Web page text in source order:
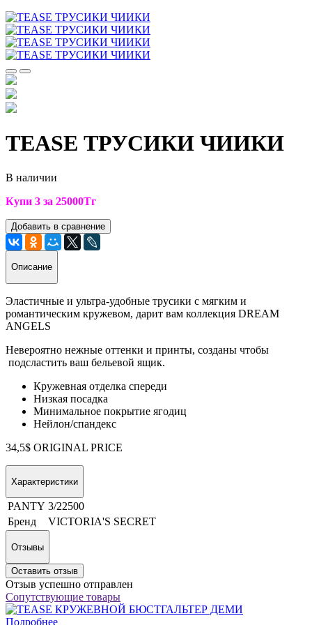
TEASE ТРУСИКИ ЧИИКИ
В наличии
Купи 3 за 25000Тг
Добавить в сравнение
Описание
Эластичные и ультра-удобные трусики с мягким и
романтическим кружевом, дарит вам коллекция DREAM
ANGELS
Невероятно нежные оттенки и принты, созданы чтобы
подсластить ваш бельевой ящик.
Кружевная отделка спереди
Низкая посадка
Минимальное покрытие ягодиц
Нейлон/спандекс
34,5$ ORIGINAL PRICE
Характеристики
PANTY 3/22500
Бренд
VICTORIA'S SECRET
Отзывы
Оставить отзыв
Отзыв успешно отправлен
Сопутствующие товары
Подробнее